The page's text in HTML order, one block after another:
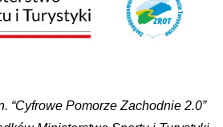
“Cyfrowe Pomorze Zachodnie 2.0”